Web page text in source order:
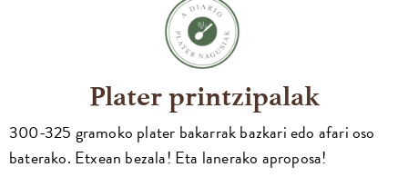
Plater printzipalak
300-325 gramoko plater bakarrak bazkari edo afari oso
baterako. Etxean bezala! Eta lanerako aproposa!